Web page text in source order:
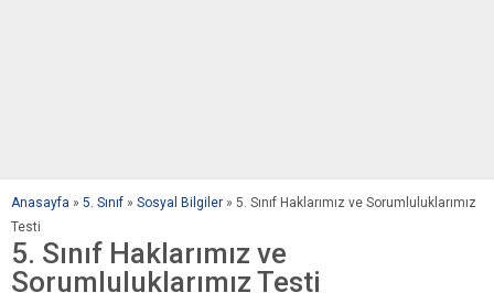
Anasayfa » 5. Sınıf » Sosyal Bilgiler » 5. Sınıf Haklarımız ve Sorumluluklarımız
Testi
5. Sınıf Haklarımız ve
Sorumluluklarımız Testi